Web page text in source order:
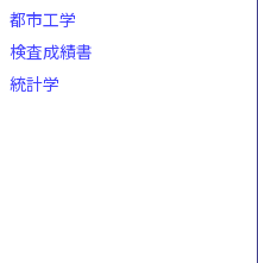
都市工学
検査成績書
統計学